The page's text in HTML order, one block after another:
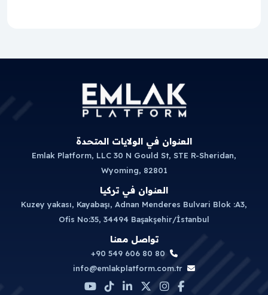
العنوان في الولايات المتحدة
Emlak Platform, LLC 30 N Gould St, STE R-Sheridan,
Wyoming, 82801
العنوان في تركيا
Kuzey yakası, Kayabaşı, Adnan Menderes Bulvari Blok :A3,
Ofis No:35, 34494 Başakşehir/İstanbul
تواصل معنا
+90 549 606 80 80
info@emlakplatform.com.tr